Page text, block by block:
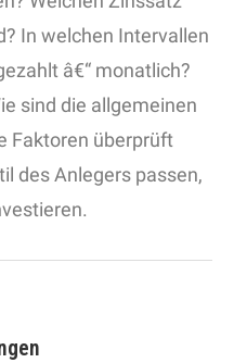
In welchen Intervallen
â€“ monatlich?
sind die allgemeinen
Faktoren überprüft
des Anlegers passen,